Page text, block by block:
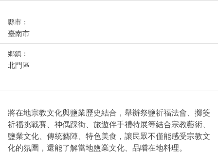
縣市：
臺南市
鄉鎮：
北門區
將在地宗教文化與鹽業歷史結合，舉辦祭鹽祈福法會、擲筊
祈福挑戰賽、神偶踩街、旅遊伴手禮特展等結合宗教藝術、
鹽業文化、傳統藝陣、特色美食，讓民眾不僅能感受宗教文
化的氛圍，還能了解當地鹽業文化、品嚐在地料理。